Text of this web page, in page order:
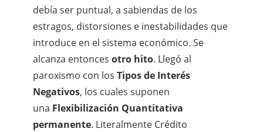
debía ser puntual, a sabiendas de los
estragos, distorsiones e inestabilidades que
introduce en el sistema económico. Se
alcanza entonces otro hito. Llegó al
paroxismo con los Tipos de Interés
Negativos, los cuales suponen
una Flexibilización Quantitativa
permanente. Literalmente Crédito